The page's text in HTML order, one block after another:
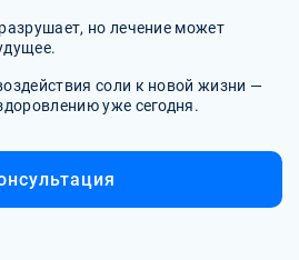
но лечение может
соли к новой жизни —
уже сегодня.